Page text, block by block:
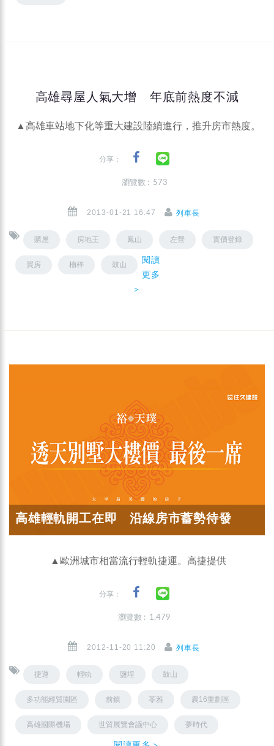
高雄尋屋人氣大增 年底前熱度不減
▲高雄車站地下化等重大建設陸續進行，推升房市熱度。
分享：
瀏覽數 : 573
2013-01-21 16:47 列車長
購屋 房地王 鳳山 左營 實價登錄
買房 楠梓 鼓山
閱讀
更多
＞
高雄輕軌開工在即 沿線房市蓄勢待發
▲歐洲城市相當流行輕軌捷運。高捷提供
分享：
瀏覽數 : 1,479
2012-11-20 11:20 列車長
捷運 輕軌 鹽埕 鼓山
多功能經貿園區 前鎮 苓雅 農16重劃區
高雄國際機場 世貿展覽會議中心 夢時代